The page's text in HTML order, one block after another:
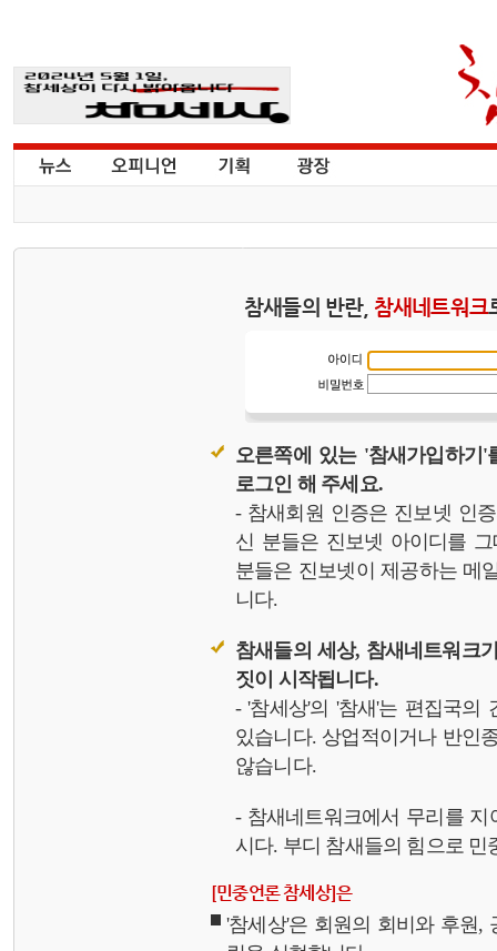
참새들의 반란, 참새네트워크
오른쪽에 있는 '참새가입하기
로그인 해 주세요.
- 참새회원 인증은 진보넷 인
신 분들은 진보넷 아이디를
분들은 진보넷이 제공하는 메
니다.
참새들의 세상, 참새네트워크
짓이 시작됩니다.
- '참세상'의 '참새'는 편집국의
있습니다. 상업적이거나 반인
않습니다.
- 참새네트워크에서 무리를
시다. 부디 참새들의 힘으로 민
[민중언론 참세상]은
'참세상'은 회원의 회비와 후원,